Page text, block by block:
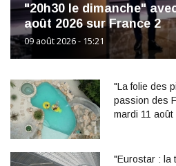
"20h30 le dimanche"
août 2026 sur France 2
09 août 2026 - 15:21
"La folie des
passion des
mardi 11 août
"Eurostar : la